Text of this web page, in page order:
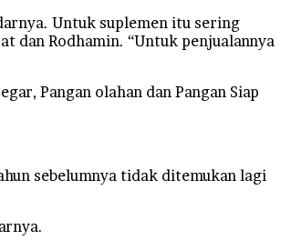
Untuk suplemen itu sering
dan Rodhamin. “Untuk penjualannya
Pangan olahan dan Pangan Siap
sebelumnya tidak ditemukan lagi